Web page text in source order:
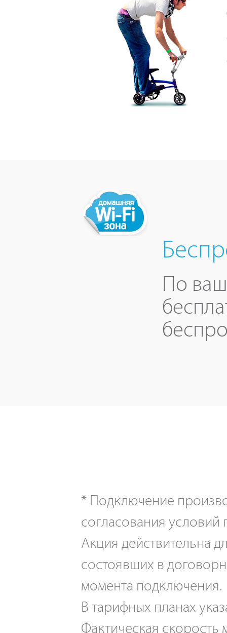
По
* Подключение
согласования
Акция действительна
состоявших в
момента подключения.
В тарифных планах
Фактическая скорость